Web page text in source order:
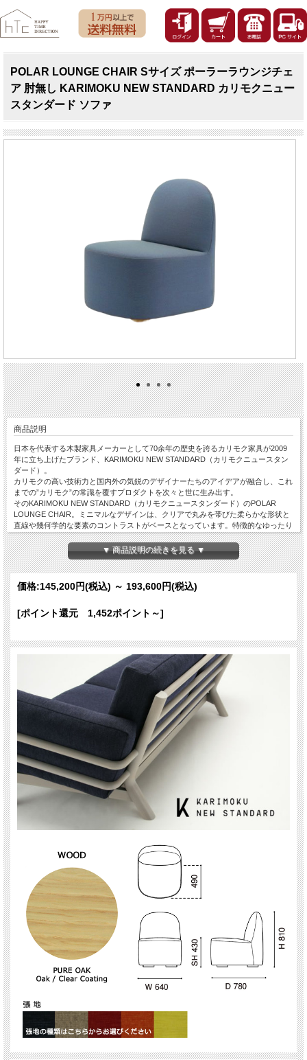
POLAR LOUNGE CHAIR Sサイズ ポーラーラウンジチェ
ア 肘無し KARIMOKU NEW STANDARD カリモクニュー
スタンダード ソファ
商品説明
日本を代表する木製家具メーカーとして70余年の歴史を誇るカリモク家具が2009
年に立ち上げたブランド、KARIMOKU NEW STANDARD（カリモクニュースタン
ダード）。
カリモクの高い技術力と国内外の気鋭のデザイナーたちのアイデアが融合し、これ
までの”カリモク”の常識を覆すプロダクトを次々と世に生み出す。
そのKARIMOKU NEW STANDARD（カリモクニュースタンダード）のPOLAR
LOUNGE CHAIR。ミニマルなデザインは、クリアで丸みを帯びた柔らかな形状と
直線や幾何学的な要素のコントラストがベースとなっています。特徴的なゆったり
としたプロポーションが体にフィットし、しっかりとしていながらも柔らかな張り
地と相まって、このチェアの座り心地は格別なものとなっています。カフェのテー
ブルとセットで使用するのにも適しているコンパクトなサイズ感で、ロビーからカ
フェ、ワークスペースからリビングルームまで、さまざまな使用場面にマッチしま
す。
◆張地：豊富なファブリックからお選びいただけます。張地記入欄に名称をご記入
※こちらは肘無しになります。別途肘有りもご用意しています。
▼ 商品説明の続きを見る ▼
価格:145,200円(税込) ～ 193,600円(税込)
[ポイント還元 1,452ポイント～]